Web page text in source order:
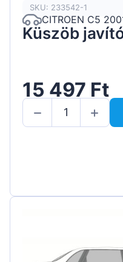
SKU: 233542-1
CITROEN C5
Küszöb
15 497 Ft